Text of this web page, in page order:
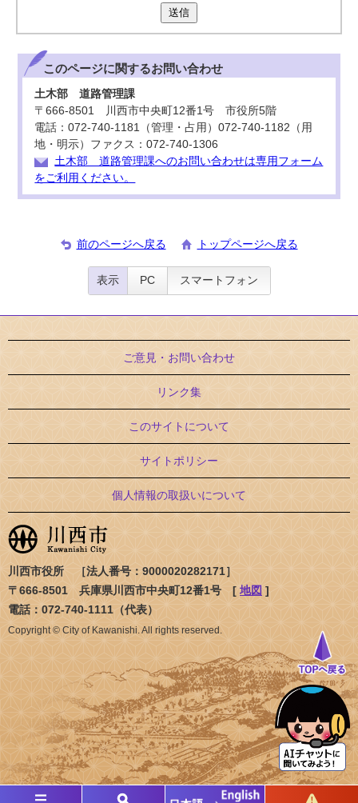
送信
このページに関するお問い合わせ
土木部 道路管理課
〒666-8501 川西市中央町12番1号 市役所5階
電話：072-740-1181（管理・占用）072-740-1182（用
地・明示）ファクス：072-740-1306
土木部 道路管理課へのお問い合わせは専用フォーム
をご利用ください。
前のページへ戻る トップページへ戻る
表示 PC スマートフォン
ご意見・お問い合わせ
リンク集
このサイトについて
サイトポリシー
個人情報の取扱いについて
川西市役所 ［法人番号：9000020282171］
〒666-8501 兵庫県川西市中央町12番1号 [ 地図 ]
電話：072-740-1111（代表）
Copyright © City of Kawanishi. All rights reserved.